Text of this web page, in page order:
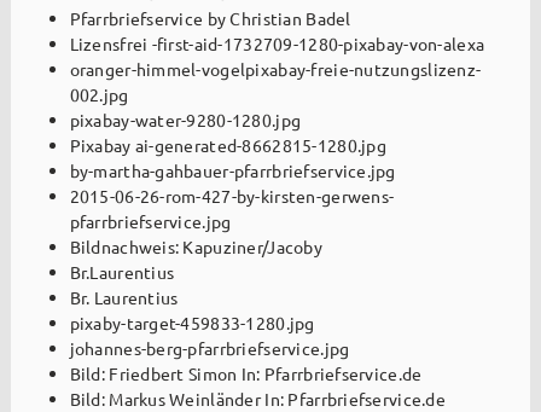
Pfarrbriefservice by Christian Badel
Lizensfrei -first-aid-1732709-1280-pixabay-von-alexa
oranger-himmel-vogelpixabay-freie-nutzungslizenz-
002.jpg
pixabay-water-9280-1280.jpg
Pixabay ai-generated-8662815-1280.jpg
by-martha-gahbauer-pfarrbriefservice.jpg
2015-06-26-rom-427-by-kirsten-gerwens-
pfarrbriefservice.jpg
Bildnachweis: Kapuziner/Jacoby
Br.Laurentius
Br. Laurentius
pixaby-target-459833-1280.jpg
johannes-berg-pfarrbriefservice.jpg
Bild: Friedbert Simon In: Pfarrbriefservice.de
Bild: Markus Weinländer In: Pfarrbriefservice.de